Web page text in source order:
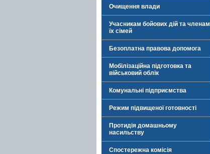
Очищення влади
Учасникам бойових дій та членам
їх сімей
Безоплатна правова допомога
Мобілізаційна підготовка та
військовий облік
Комунальні підприємства
Режим підвищеної готовності
Протидія домашньому
насильству
Спостережна комісія